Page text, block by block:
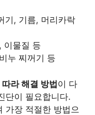
기, 기름, 머리카락
이물질 등
누 찌꺼기 등
라 해결 방법이 다
단이 필요합니다.
가장 적절한 방법으